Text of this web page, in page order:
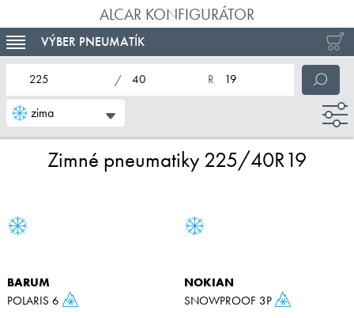
ALCAR KONFIGURÁTOR
TOGGLE NAVIGATION
VÝBER PNEUMATÍK
zima
nominálna šírka pneumatiky
profil pneumatiky
nominálny priemer pneumatiky
Zimné pneumatiky 225/40R19
BARUM
POLARIS 6
NOKIAN
SNOWPROOF 3P